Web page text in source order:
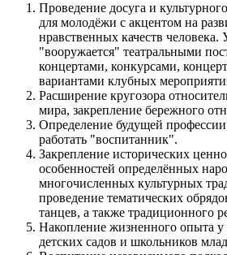
Проведение досуга и
для молодёжи с акцентом на
нравственных качеств человека.
"вооружается" театральными
концертами, конкурсами,
вариантами клубных
Расширение кругозора
мира, закрепление бережного
Определение будущей
работать "воспитанник".
Закрепление исторических
особенностей определённых
многочисленных культурных
проведение тематических
танцев, а также традиционного
Накопление жизненного опыта у
детских садов и школьников